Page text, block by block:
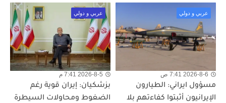
عربي و دولي
2026-8-6 7:41 ص
مسؤول ايراني: الطيارون
الإيرانيون أثبتوا كفاءتهم بلا
عربي و دولي
2026-8-5 7:41 م
بزشكيان: إيران قوية رغم
الضغوط ومحاولات السيطرة